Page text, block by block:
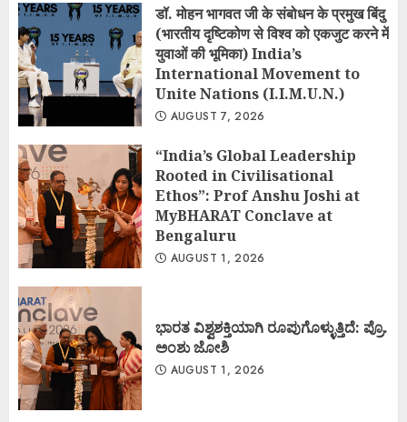
डॉ. मोहन भागवत जी के संबोधन के प्रमुख बिंदु
(भारतीय दृष्टिकोण से विश्व को एकजुट करने में
युवाओं की भूमिका) India’s
International Movement to
Unite Nations (I.I.M.U.N.)
AUGUST 7, 2026
“India’s Global Leadership
Rooted in Civilisational
Ethos”: Prof Anshu Joshi at
MyBHARAT Conclave at
Bengaluru
AUGUST 1, 2026
ಭಾರತ ವಿಶ್ವಶಕ್ತಿಯಾಗಿ ರೂಪುಗೊಳ್ಳುತ್ತಿದೆ: ಪ್ರೊ.
ಅಂಶು ಜೋಶಿ
AUGUST 1, 2026